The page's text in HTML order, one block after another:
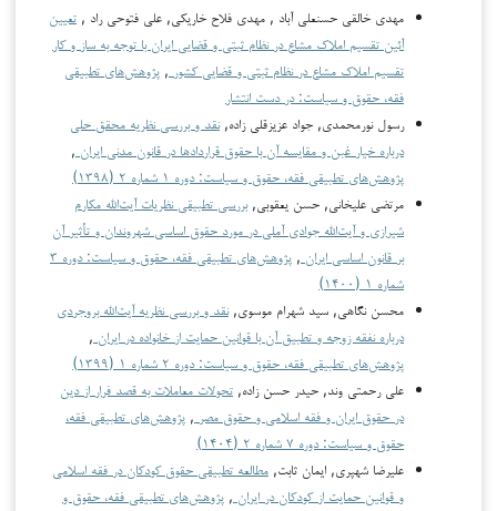
مهدی خالقی حسنعلی آباد , مهدی فلاح خاریکی, علی فتوحی راد , تعیین‌
آئین‌ تقسیم‌ املاك مشاع در نظام ثبتی‌ و قضایی‌ ایران با توجه‌ به‌ ساز و کار
تقسیم‌ املاك مشاع در نظام ثبتی‌ و قضایی‌ کشور , پژوهش‌های تطبیقی
فقه، حقوق و سیاست: در دست انتشار
رسول نورمحمدی, جواد عزیزقلی زاده,نقد و بررسی نظریه محقق حلی
درباره خیار غبن و مقایسه آن با حقوق قراردادها در قانون مدنی ایران ,
پژوهش‌های تطبیقی فقه، حقوق و سیاست: دوره ۱ شماره ۲ (۱۳۹۸)
مرتضی علیخانی, حسن یعقوبی,بررسی تطبیقی نظریات آیت‌الله مکارم
شیرازی و آیت‌الله جوادی آملی در مورد حقوق اساسی شهروندان و تأثیر آن
بر قانون اساسی ایران ,
پژوهش‌های تطبیقی فقه، حقوق و سیاست: دوره ۳
شماره ۱ (۱۴۰۰)
محسن نگاهی, سید شهرام موسوی,نقد و بررسی نظریه آیت‌الله بروجردی
درباره نفقه زوجه و تطبیق آن با قوانین حمایت از خانواده در ایران ,
پژوهش‌های تطبیقی فقه، حقوق و سیاست: دوره ۲ شماره ۱ (۱۳۹۹)
علی رحمتی وند, حیدر حسن زاده, تحولات معاملات به قصد فرار از دین
در حقوق ایران و فقه اسلامی و حقوق مصر , پژوهش‌های تطبیقی فقه،
حقوق و سیاست: دوره ۷ شماره ۲ (۱۴۰۴)
علیرضا شهپری, ایمان ثابت, مطالعه تطبیقی حقوق کودکان در فقه اسلامی
و قوانین حمایت از کودکان در ایران , پژوهش‌های تطبیقی فقه، حقوق و